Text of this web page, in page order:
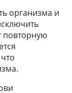
организма и
повторную